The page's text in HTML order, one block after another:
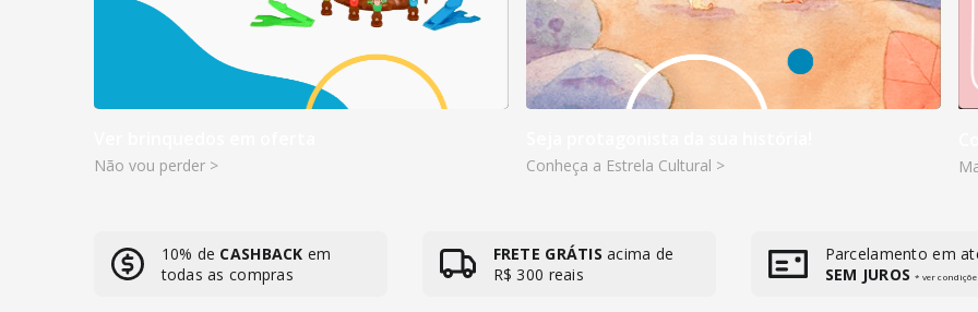
Não vou perder > Conheça a Estrela Cultural >
10% de CASHBACK em
todas as compras
FRETE GRÁTIS acima de
R$ 300 reais
Parcelamento em
SEM JUROS * ver